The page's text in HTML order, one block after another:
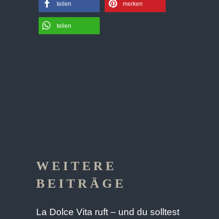
teilen merken
teilen
WEITERE
BEITRÄGE
La Dolce Vita ruft – und du solltest